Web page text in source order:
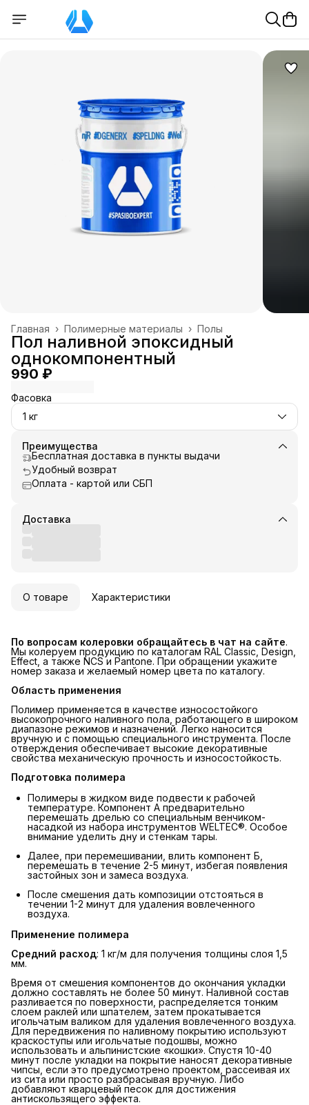
Полы
Полимерные материалы ›
Главная ›
Пол наливной эпоксидный
однокомпонентный
990 ₽
Фасовка
1 кг
Преимущества
Бесплатная доставка в пункты выдачи
Удобный возврат
Оплата - картой или СБП
Доставка
О товаре Характеристики
По вопросам колеровки обращайтесь в чат на сайте.
Мы колеруем продукцию по каталогам RAL Classic, Design,
Effect, а также NCS и Pantone. При обращении укажите
номер заказа и желаемый номер цвета по каталогу.
Область применения
Полимер применяется в качестве износостойкого
высокопрочного наливного пола, работающего в широком
диапазоне режимов и назначений. Легко наносится
вручную и с помощью специального инструмента. После
отверждения обеспечивает высокие декоративные
свойства механическую прочность и износостойкость.
Подготовка полимера
Полимеры в жидком виде подвести к рабочей
температуре. Компонент А предварительно
перемешать дрелью со специальным венчиком-
насадкой из набора инструментов WELTEC®. Особое
внимание уделить дну и стенкам тары.
Далее, при перемешивании, влить компонент Б,
перемешать в течение 2-5 минут, избегая появления
застойных зон и замеса воздуха.
После смешения дать композиции отстояться в
течении 1-2 минут для удаления вовлеченного
воздуха.
Применение полимера
Средний расход: 1 кг/м для получения толщины слоя 1,5
мм.
Время от смешения компонентов до окончания укладки
должно составлять не более 50 минут. Наливной состав
разливается по поверхности, распределяется тонким
слоем раклей или шпателем, затем прокатывается
игольчатым валиком для удаления вовлеченного воздуха.
Для передвижения по наливному покрытию используют
краскоступы или игольчатые подошвы, можно
использовать и альпинистские «кошки». Спустя 10-40
минут после укладки на покрытие наносят декоративные
чипсы, если это предусмотрено проектом, рассеивая их
из сита или просто разбрасывая вручную. Либо
добавляют кварцевый песок для достижения
антискользящего эффекта.